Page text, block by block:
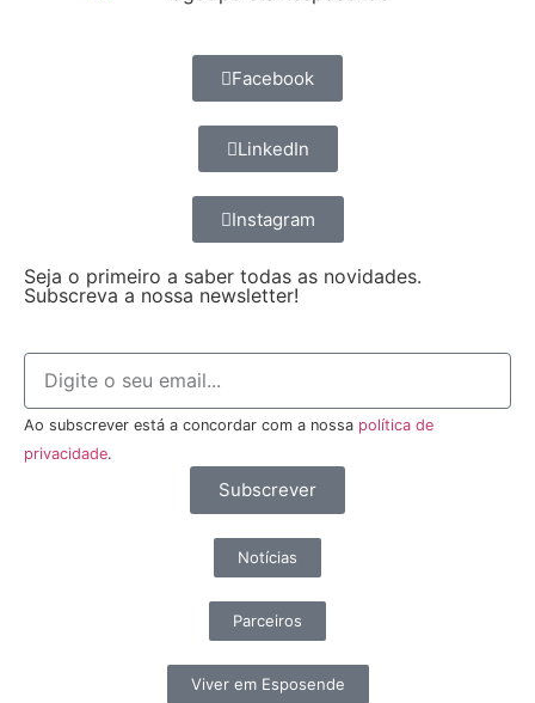
Facebook
LinkedIn
Instagram
Seja o primeiro a saber todas as novidades.
Subscreva a nossa newsletter!
Ao subscrever está a concordar com a nossa política de
privacidade.
Subscrever
Notícias
Parceiros
Viver em Esposende